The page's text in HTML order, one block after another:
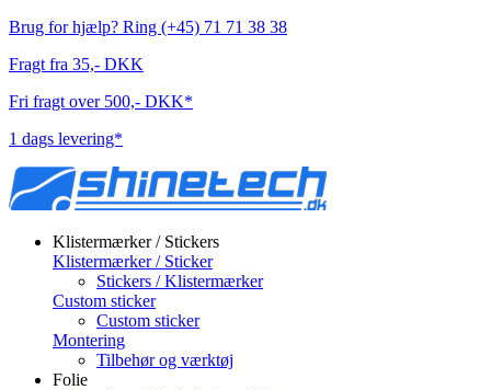
Brug for hjælp? Ring (+45) 71 71 38 38
Fragt fra 35,- DKK
Fri fragt over 500,- DKK*
1 dags levering*
Klistermærker / Stickers
Klistermærker / Sticker
Stickers / Klistermærker
Custom sticker
Custom sticker
Montering
Tilbehør og værktøj
Folie